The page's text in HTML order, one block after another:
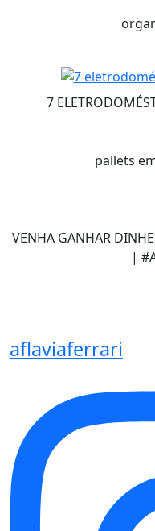
7
pallets
VENHA GANHAR
|
aflaviaferrari